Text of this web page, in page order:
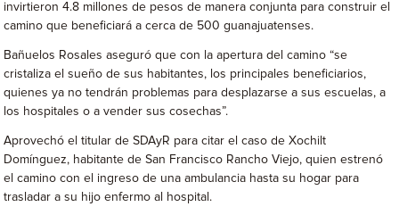
invirtieron 4.8 millones de pesos de manera conjunta para construir el
camino que beneficiará a cerca de 500 guanajuatenses.
Bañuelos Rosales aseguró que con la apertura del camino “se
cristaliza el sueño de sus habitantes, los principales beneficiarios,
quienes ya no tendrán problemas para desplazarse a sus escuelas, a
los hospitales o a vender sus cosechas”.
Aprovechó el titular de SDAyR para citar el caso de Xochilt
Domínguez, habitante de San Francisco Rancho Viejo, quien estrenó
el camino con el ingreso de una ambulancia hasta su hogar para
trasladar a su hijo enfermo al hospital.